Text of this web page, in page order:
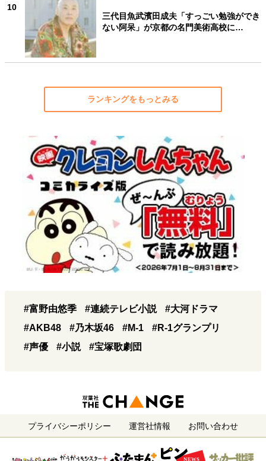
10
三代目魚武濱田成夫「すっごい勉強ができ
ない阿呆」が京都の名門美術高校に…
ランキングをもっとみる
#富野由悠季 #連続テレビ小説
#大河ドラマ
#AKB48
#乃木坂46 #M-1
#R-1グランプリ
#声優
#小説 #宝塚歌劇団
プライバシーポリシー 運営社情報 お問い合わせ